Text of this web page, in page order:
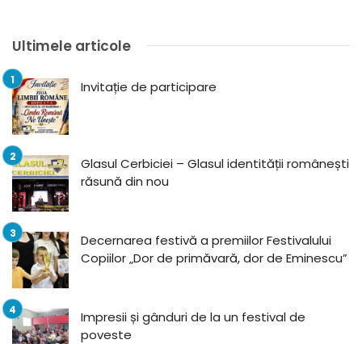
Ultimele articole
Invitație de participare
Glasul Cerbiciei – Glasul identității românești
răsună din nou
Decernarea festivă a premiilor Festivalului
Copiilor „Dor de primăvară, dor de Eminescu”
Impresii și gânduri de la un festival de
poveste